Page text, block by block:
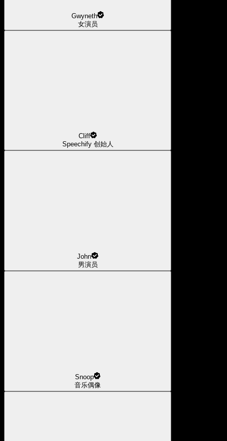
Gwyneth
女演员
Cliff
Speechify 创始人
John
男演员
Snoop
音乐偶像